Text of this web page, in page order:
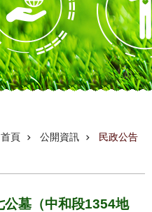
首頁 公開資訊 民政公告
公墓（中和段1354地